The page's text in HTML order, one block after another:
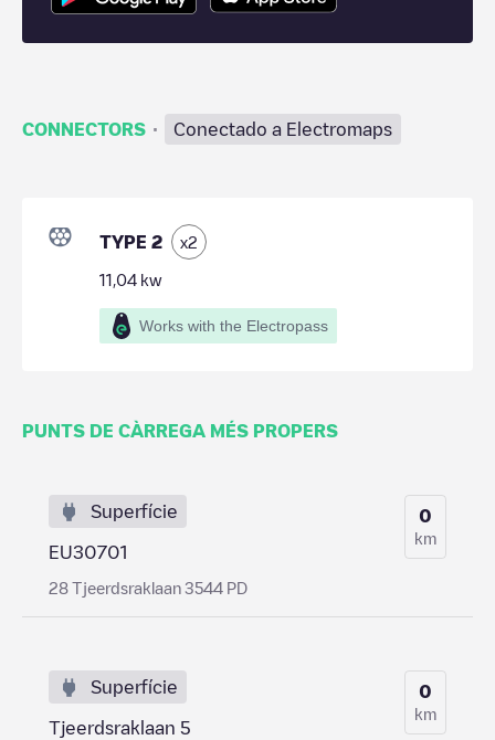
CONNECTORS · Conectado a Electromaps
TYPE 2 x2
11,04 kw
Works with the Electropass
PUNTS DE CÀRREGA MÉS PROPERS
Superfície
EU30701
28 Tjeerdsraklaan 3544 PD
0
km
Superfície
Tjeerdsraklaan 5
0
km